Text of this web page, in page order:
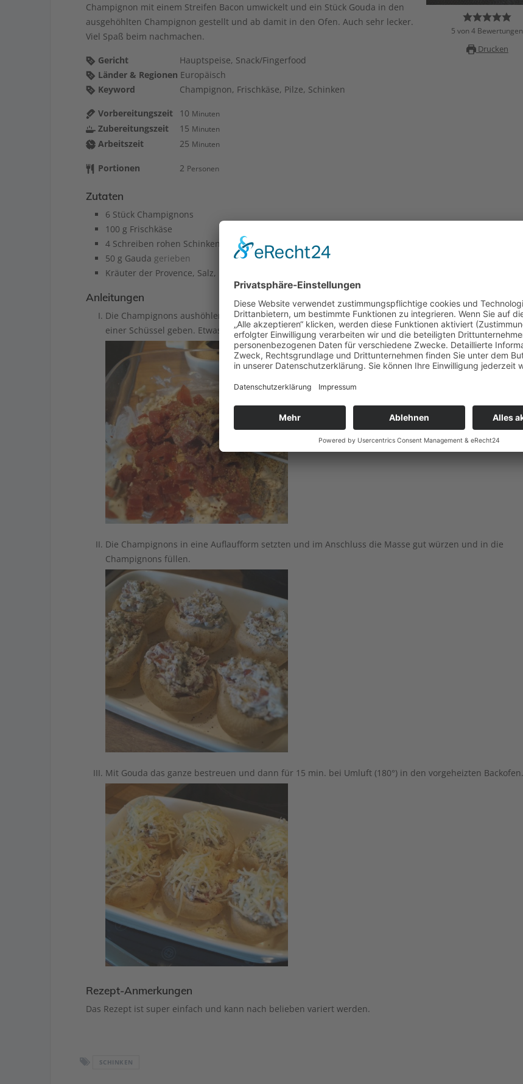
5 von4 Bewertungen
Drucken
Champignon mit einem Streifen Bacon umwickelt und ein Stück Gouda in den
ausgehöhlten Champignon gestellt und ab damit in den Ofen. Auch sehr lecker.
Viel Spaß beim nachmachen.
Gericht
Hauptspeise, Snack/Fingerfood
Länder & Regionen Europäisch
Keyword
Champignon, Frischkäse, Pilze, Schinken
Vorbereitungszeit 10 Minuten
Zubereitungszeit 15 Minuten
Arbeitszeit 25 Minuten
Portionen 2 Personen
Zutaten
6 Stück Champignons
100 g Frischkäse
4 Schreiben rohen Schinken
50 g Gauda gerieben
Kräuter der Provence, Salz, Pfeffer
Anleitungen
Die Champignons aushöhlen und das innere mit dem Frischkäse und dem klein geschnittenen Schinken in
einer Schüssel geben. Etwas Wasser dazu geben, dass es geschmeidiger wird.
Die Champignons in eine Auflaufform setzten und im Anschluss die Masse gut würzen und in die
Champignons füllen.
Mit Gouda das ganze bestreuen und dann für 15 min. bei Umluft (180°) in den vorgeheizten Backofen.
Rezept-Anmerkungen
Das Rezept ist super einfach und kann nach belieben variert werden.
SCHINKEN